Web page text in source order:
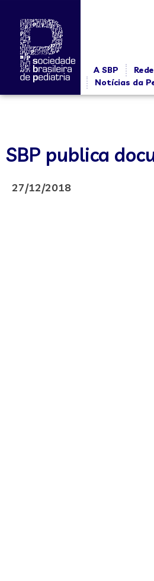
A SBP
Notícias da
SBP publica
27/12/2018